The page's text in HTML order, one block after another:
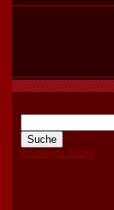
Erweiterte Suche